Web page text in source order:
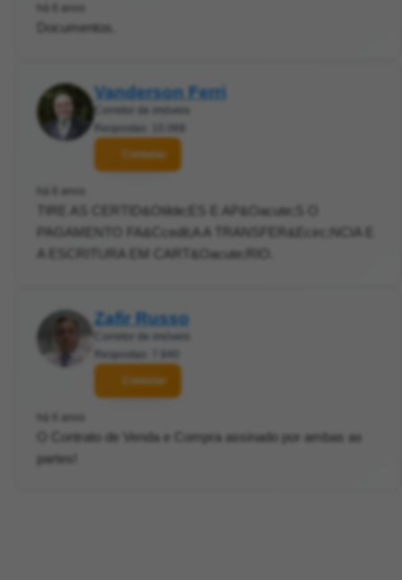
há 6 anos
Documentos.
Vanderson Ferri
Corretor de imóveis
Respostas: 10.068
Contatar
há 6 anos
TIRE AS CERTID&Otilde;ES E AP&Oacute;S O
PAGAMENTO FA&Ccedil;A A TRANSFER&Ecirc;NCIA E
A ESCRITURA EM CART&Oacute;RIO.
Zafir Russo
Corretor de imóveis
Respostas: 7.840
Contatar
há 6 anos
O Contrato de Venda e Compra assinado por ambas as
partes!